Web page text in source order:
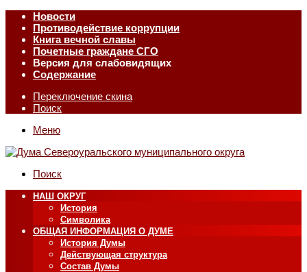
Новости
Противодействие коррупции
Книга вечной славы
Почетные граждане СГО
Версия для слабовидящих
Содержание
Переключение скина
Поиск
Меню
Поиск
НАШ ОКРУГ
История
Символика
ОБЩАЯ ИНФОРМАЦИЯ О ДУМЕ
История Думы
Действующая структура
Состав Думы